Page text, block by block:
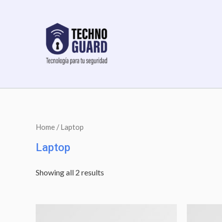
Home / Laptop
Laptop
Showing all 2 results